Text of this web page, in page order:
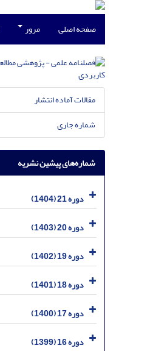
صفحه اصلی مرور
مقالات آماده انتشار
شماره جاری
شماره‌های پیشین نشریه
دوره 21 (1404)
دوره 20 (1403)
دوره 19 (1402)
دوره 18 (1401)
دوره 17 (1400)
دوره 16 (1399)